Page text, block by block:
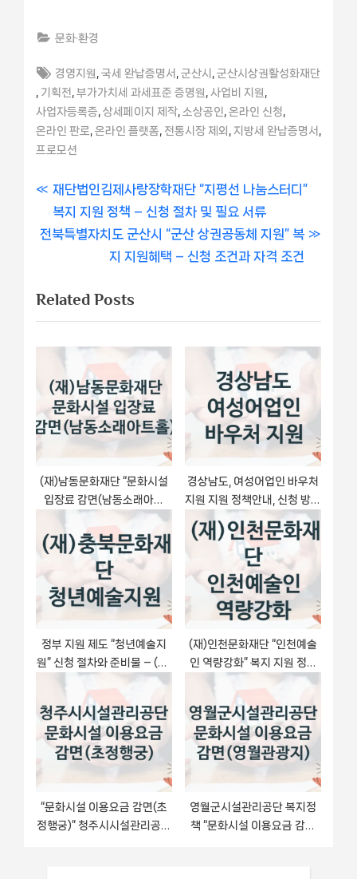
문화·환경
Tags:
경영지원 ,국세 완납증명서 ,군산시 ,군산시상권활성화재단
기획전 부가가치세 과세표준 증명원 사업비 지원
사업자등록증 상세페이지 제작 소상공인 온라인 신청
온라인 판로 온라인 플랫폼 전통시장 제외 지방세 완납증명서
프로모션
글
내
게
이
P
r
e
o
u
s
o
s
t
재단법인김제사랑장학재단 “지평선 나눔스터디”
복지 지원 정책 – 신청 절차 및 필요 서류
N
t
P
o
전북특별자치도 군산시 “군산 상권공동체 지원” 복
지 지원혜택 – 신청 조건과 자격 조건
Related Posts
(재)남동문화재단 “문화시설
입장료 감면(남동소래아트
홀)” 복지 지원 정책 – 자격 요
건과 접수 방법
경상남도, 여성어업인 바우처
지원 지원 정책안내, 신청 방법
과 자격 조건
정부 지원 제도 “청년예술지
원” 신청 절차와 준비물 – (재)
충북문화재단
(재)인천문화재단 “인천예술
인 역량강화” 복지 지원 정책
– 자격 요건과 접수 방법
“문화시설 이용요금 감면(초
정행궁)” 청주시시설관리공단
영월군시설관리공단 복지정
책 “문화시설 이용요금 감면